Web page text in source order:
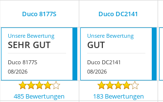
Duco 8177S Duco DC2141
Unsere Bewertung
SEHR GUT
Duco 8177S
08/2026
Unsere Bewertung
GUT
Duco DC2141
08/2026
485 Bewertungen 183 Bewertungen